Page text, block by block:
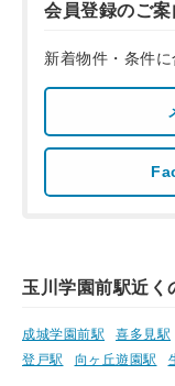
会員登録のご案
新着物件・条件
玉川学園前駅近く
成城学園前駅 喜多見駅
登戸駅
向ヶ丘遊園駅